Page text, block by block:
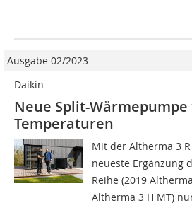
Ausgabe 02/2023
Daikin
Neue Split-
Temperaturen
Mit der Altherma 3
neueste Ergänzung
Reihe (2019
Altherma 3 H MT)